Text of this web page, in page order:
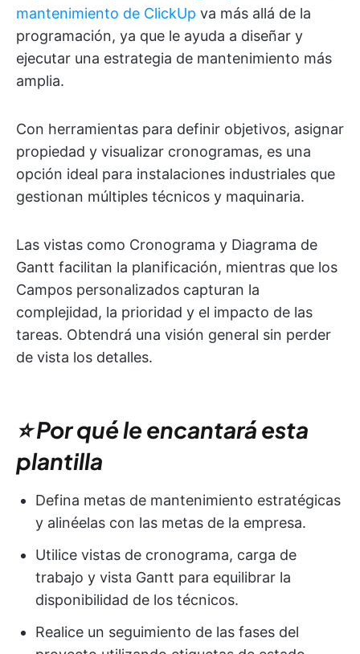
mantenimiento de ClickUp va más allá de la
programación, ya que le ayuda a diseñar y
ejecutar una estrategia de mantenimiento más
amplia.
Con herramientas para definir objetivos, asignar
propiedad y visualizar cronogramas, es una
opción ideal para instalaciones industriales que
gestionan múltiples técnicos y maquinaria.
Las vistas como Cronograma y Diagrama de
Gantt facilitan la planificación, mientras que los
Campos personalizados capturan la
complejidad, la prioridad y el impacto de las
tareas. Obtendrá una visión general sin perder
de vista los detalles.
⭐ Por qué le encantará esta
plantilla
Defina metas de mantenimiento estratégicas
y alinéelas con las metas de la empresa.
Utilice vistas de cronograma, carga de
trabajo y vista Gantt para equilibrar la
disponibilidad de los técnicos.
Realice un seguimiento de las fases del